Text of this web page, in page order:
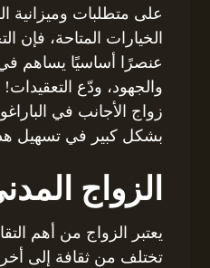
على متطلبات وميزانية
الخيارات المتاحة، فإن
عنصرًا أساسيًا يساهم
والجهود، ودّع
زواج الأجانب في
بشكل كبير في تسهيل
الزواج
يعتبر الزواج من أهم
تختلف من ثقافة إلى